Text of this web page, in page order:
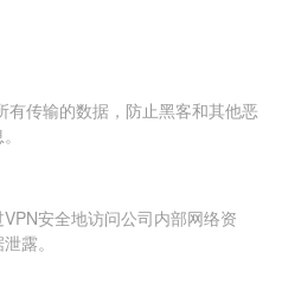
有传输的数据，防止黑客和其他恶
安全地访问公司内部网络资
露。